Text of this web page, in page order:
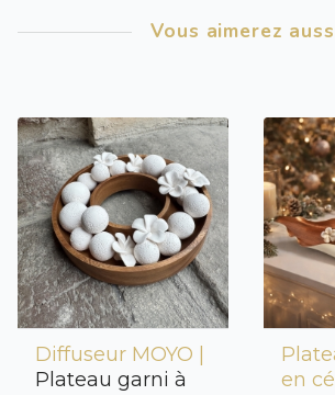
Vous aimerez
Diffuseur MOYO |
Plateau garni à
en